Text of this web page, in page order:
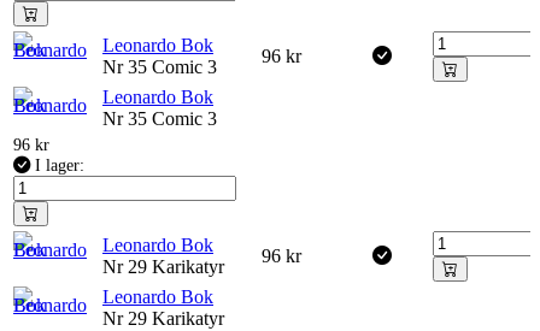
Leonardo Bok
Nr 35 Comic 3
96 kr
Leonardo Bok
Nr 35 Comic 3
96 kr
I lager:
Leonardo Bok
Nr 29 Karikatyr
96 kr
Leonardo Bok
Nr 29 Karikatyr